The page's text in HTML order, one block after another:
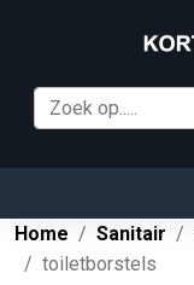
Home
Sanitair
toiletborstels